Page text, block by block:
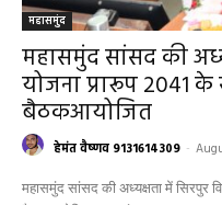
महासमुंद
महासमुंद सांसद की
योजना प्रारूप 2041 के
बैठकआयोजित